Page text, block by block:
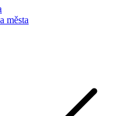
města